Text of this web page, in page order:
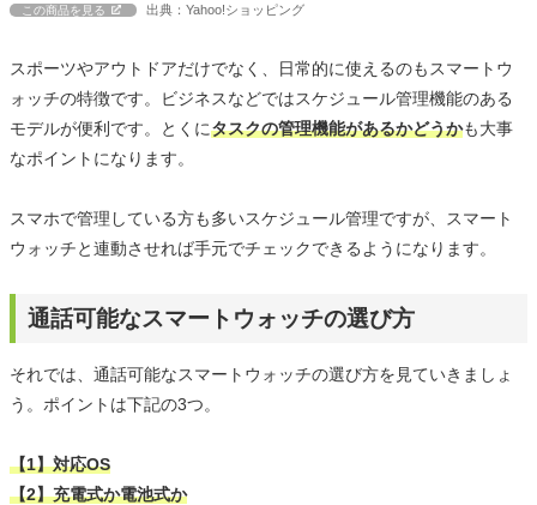
この商品を見る 出典：Yahoo!ショッピング
スポーツやアウトドアだけでなく、日常的に使えるのもスマートウ
ォッチの特徴です。ビジネスなどではスケジュール管理機能のある
モデルが便利です。とくにタスクの管理機能があるかどうかも大事
なポイントになります。
スマホで管理している方も多いスケジュール管理ですが、スマート
ウォッチと連動させれば手元でチェックできるようになります。
通話可能なスマートウォッチの選び方
それでは、通話可能なスマートウォッチの選び方を見ていきましょ
う。ポイントは下記の3つ。
【1】対応OS
【2】充電式か電池式か